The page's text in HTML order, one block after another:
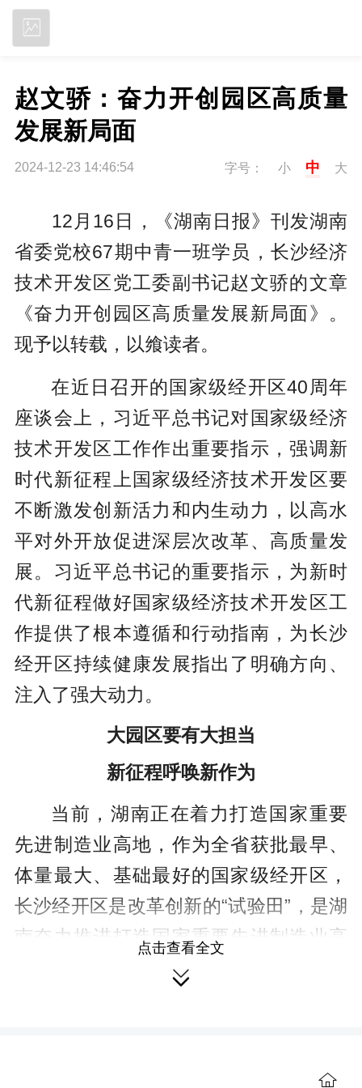
赵文骄：奋力开创园区高质量
发展新局面
2024-12-23 14:46:54 字号： 小 中 大
12月16日，《湖南日报》刊发湖南
省委党校67期中青一班学员，长沙经济
技术开发区党工委副书记赵文骄的文章
《奋力开创园区高质量发展新局面》。
现予以转载，以飨读者。
在近日召开的国家级经开区40周年
座谈会上，习近平总书记对国家级经济
技术开发区工作作出重要指示，强调新
时代新征程上国家级经济技术开发区要
不断激发创新活力和内生动力，以高水
平对外开放促进深层次改革、高质量发
展。习近平总书记的重要指示，为新时
代新征程做好国家级经济技术开发区工
作提供了根本遵循和行动指南，为长沙
经开区持续健康发展指出了明确方向、
注入了强大动力。
大园区要有大担当
新征程呼唤新作为
当前，湖南正在着力打造国家重要
先进制造业高地，作为全省获批最早、
体量最大、基础最好的国家级经开区，
长沙经开区是改革创新的“试验田”，是湖
南奋力推进打造国家重要先进制造业高
地的主力军、主阵地、主引擎。要认真
点击查看全文
